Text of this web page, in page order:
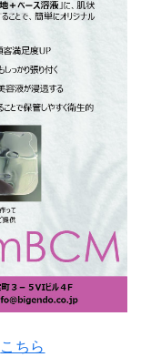
こちら